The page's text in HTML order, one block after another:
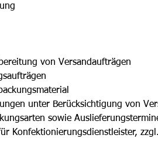
von Versandaufträgen
unter Berücksichtigung von
sowie
Konfektionierungsdienstleister,